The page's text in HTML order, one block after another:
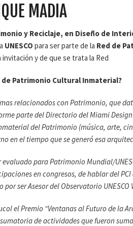
MADIA
y Reciclaje, en Diseño de
UNESCO para ser parte de la Red de
y de que se trata la Red
Patrimonio Cultural Inmaterial?
relacionados con Patrimonio, que
parte del Directorio del Miami
del Patrimonio (música, arte,
en el tiempo que se generó esa
para Patrimonio Mundial/
en congresos, de hablar del
ser Asesor del Observatorio UNESCO
el Premio “Ventanas al Futuro de
de actividades que fueron